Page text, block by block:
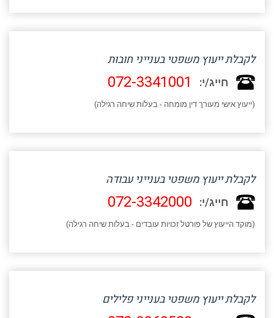
לקבלת ייעוץ משפטי בענייני חובות
חייג/י: 072-3341001
(ייעוץ אישי מעורך דין מומחה - בעלות שיחה רגילה)
לקבלת ייעוץ משפטי בענייני עבודה
חייג/י: 072-3342000
(מוקד הייעוץ של פורטל זכויות עובדים - בעלות שיחה רגילה)
לקבלת ייעוץ משפטי בענייני פלילים